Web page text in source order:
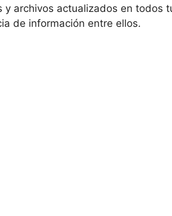
y archivos actualizados en todos
de información entre ellos.